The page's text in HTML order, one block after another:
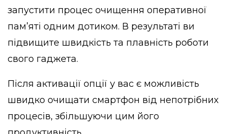
запустити процес очищення оперативної
пам’яті одним дотиком. В результаті ви
підвищите швидкість та плавність роботи
свого гаджета.
Після активації опції у вас є можливість
швидко очищати смартфон від непотрібних
процесів, збільшуючи цим його